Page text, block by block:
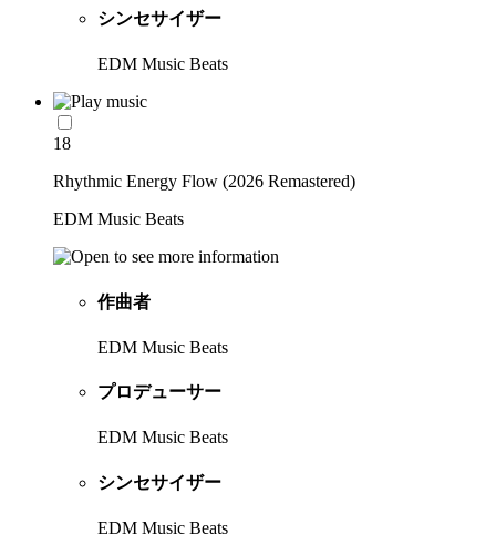
シンセサイザー
EDM Music Beats
18
Rhythmic Energy Flow (2026 Remastered)
EDM Music Beats
作曲者
EDM Music Beats
プロデューサー
EDM Music Beats
シンセサイザー
EDM Music Beats